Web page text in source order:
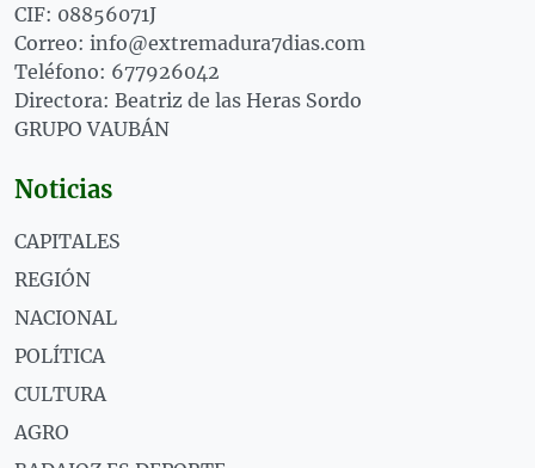
CIF: 08856071J
Correo: info@extremadura7dias.com
Teléfono: 677926042
Directora: Beatriz de las Heras Sordo
GRUPO VAUBÁN
Noticias
CAPITALES
REGIÓN
NACIONAL
POLÍTICA
CULTURA
AGRO